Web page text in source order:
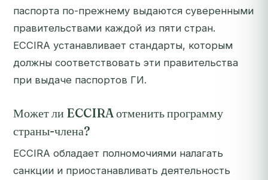
паспорта по-прежнему выдаются суверенными
правительствами каждой из пяти стран.
ECCIRA устанавливает стандарты, которым
должны соответствовать эти правительства
при выдаче паспортов ГИ.
Может ли ECCIRA отменить программу
страны-члена?
ECCIRA обладает полномочиями налагать
санкции и приостанавливать деятельность